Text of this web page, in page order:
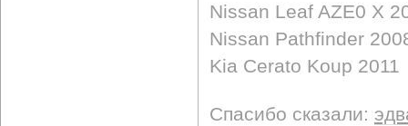
Nissan Leaf AZE0 X
Nissan Pathfinder
Kia Cerato Koup 2011
Спасибо сказали: